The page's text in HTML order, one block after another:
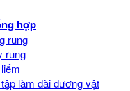
hợp
rung
rung
làm dài dương vật